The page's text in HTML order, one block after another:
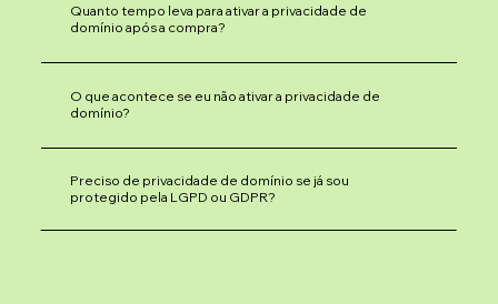
Quanto tempo leva para ativar a privacidade de
domínio após a compra?
O que acontece se eu não ativar a privacidade de
domínio?
Preciso de privacidade de domínio se já sou
protegido pela LGPD ou GDPR?